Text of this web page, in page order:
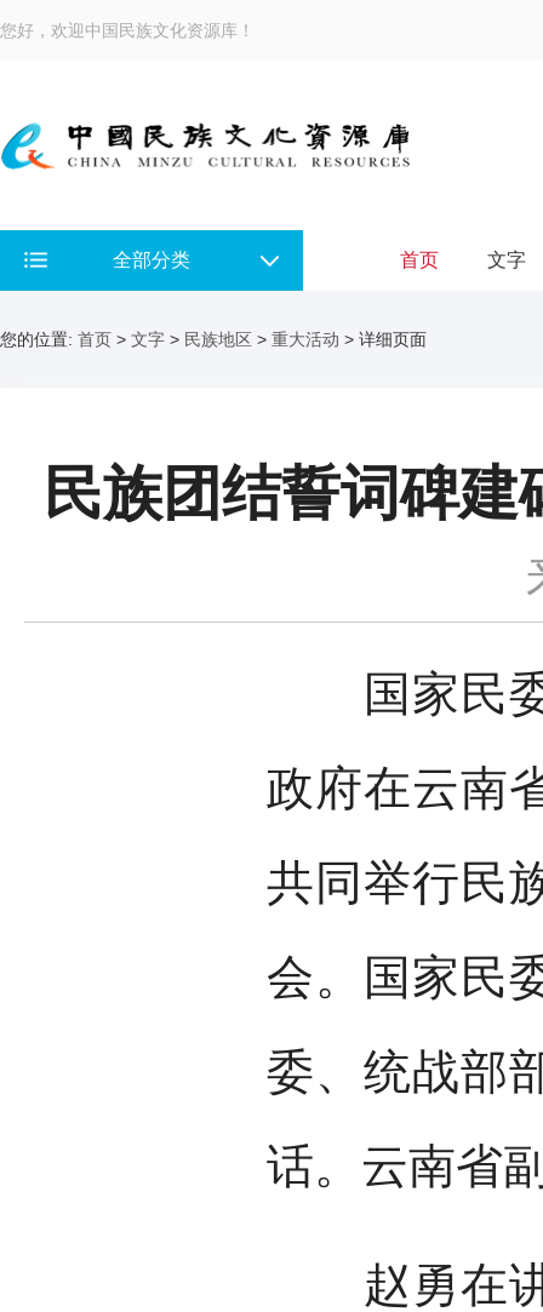
您好，欢迎中国民族文化资源库！
全部分类 首页 文字
您的位置: 首页 > 文字 > 民族地区 > 重大活动 > 详细页面
民族团结誓词碑
国家民委
政府在云南
共同举行民
会。国家民
委、统战部
话。云南省
赵勇在讲